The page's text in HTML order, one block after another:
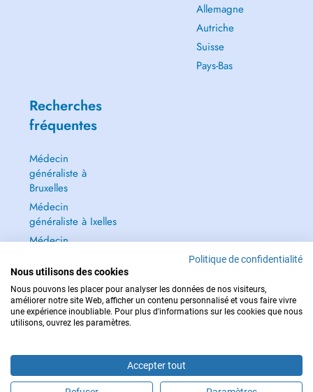
Allemagne
Autriche
Suisse
Pays-Bas
Recherches
fréquentes
Médecin
généraliste à
Bruxelles
Médecin
généraliste à Ixelles
Médecin
Dentiste à Bruxelles
Tout voir →
POUR LES URGENCES, CONSULTEZ : 112
Copyright © 2026 - DOCTENA BELGIUM S.P.R.L./B.V.B.A. 37 Square de Meeûs
Politique de confidentialité
Nous utilisons des cookies
Nous pouvons les placer pour analyser les données de nos visiteurs,
améliorer notre site Web, afficher un contenu personnalisé et vous faire vivre
une expérience inoubliable. Pour plus d'informations sur les cookies que nous
utilisons, ouvrez les paramètres.
Accepter tout